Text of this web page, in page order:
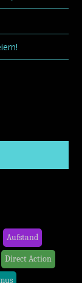
Aufstand
Direct Action